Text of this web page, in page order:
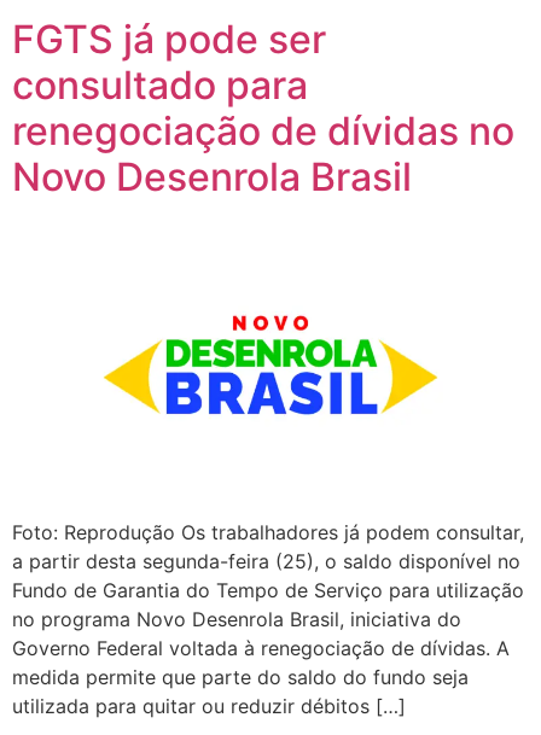
FGTS já pode ser
consultado para
renegociação de dívidas no
Novo Desenrola Brasil
Foto: Reprodução Os trabalhadores já podem consultar,
a partir desta segunda-feira (25), o saldo disponível no
Fundo de Garantia do Tempo de Serviço para utilização
no programa Novo Desenrola Brasil, iniciativa do
Governo Federal voltada à renegociação de dívidas. A
medida permite que parte do saldo do fundo seja
utilizada para quitar ou reduzir débitos […]